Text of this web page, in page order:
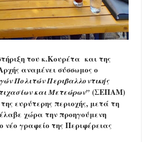
του κ.Κουρέτα και της
αναμένει σύσσωμος ο
Πολιτών Περιβαλλοντικής
και Μετεώρων”(ΣΕΠΑΜ)
ευρύτερης περιοχής, μετά τη
χώρα την προηγούμενη
νέο γραφείο της Περιφέρειας